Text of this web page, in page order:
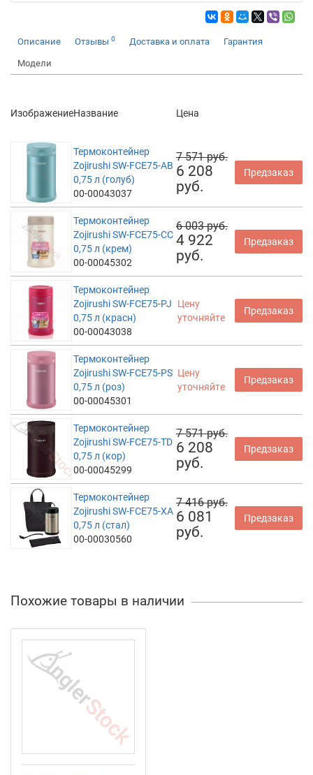
Описание Отзывы 0 Доставка и оплата Гарантия
Модели
ИзображениеНазвание Цена
Термоконтейнер
Zojirushi SW-FCE75-AB
0,75 л (голуб)
00-00043037
7 571 руб.
6 208
руб.
Предзаказ
Термоконтейнер
Zojirushi SW-FCE75-CC
0,75 л (крем)
00-00045302
6 003 руб.
4 922
руб.
Предзаказ
Термоконтейнер
Zojirushi SW-FCE75-PJ
0,75 л (красн)
00-00043038
Цену
уточняйте
Предзаказ
Термоконтейнер
Zojirushi SW-FCE75-PS
0,75 л (роз)
00-00045301
Цену
уточняйте
Предзаказ
Термоконтейнер
Zojirushi SW-FCE75-TD
0,75 л (кор)
00-00045299
7 571 руб.
6 208
руб.
Предзаказ
Термоконтейнер
Zojirushi SW-FCE75-XA
0,75 л (стал)
00-00030560
7 416 руб.
6 081
руб.
Предзаказ
Похожие товары в наличии